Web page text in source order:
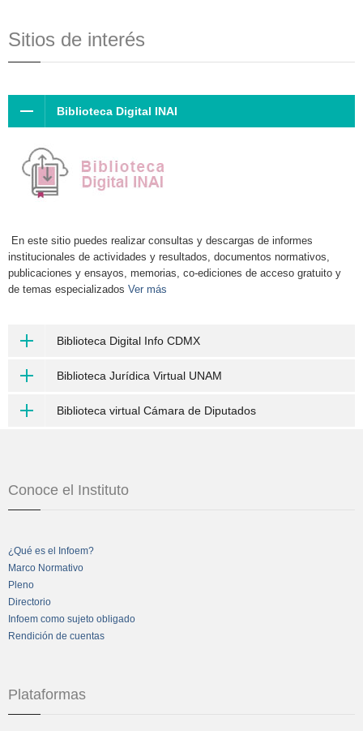
Sitios de interés
Biblioteca Digital INAI
En este sitio puedes realizar consultas y descargas de informes
institucionales de actividades y resultados, documentos normativos,
publicaciones y ensayos, memorias, co-ediciones de acceso gratuito y
de temas especializados Ver más
Biblioteca Digital Info CDMX
Biblioteca Jurídica Virtual UNAM
Biblioteca virtual Cámara de Diputados
Conoce el Instituto
¿Qué es el Infoem?
Marco Normativo
Pleno
Directorio
Infoem como sujeto obligado
Rendición de cuentas
Plataformas